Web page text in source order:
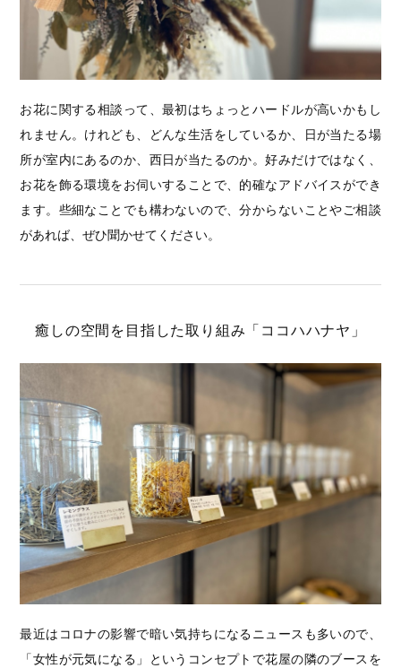
お花に関する相談って、最初はちょっとハードルが高いかもし
れません。けれども、どんな生活をしているか、日が当たる場
所が室内にあるのか、西日が当たるのか。好みだけではなく、
お花を飾る環境をお伺いすることで、的確なアドバイスができ
ます。些細なことでも構わないので、分からないことやご相談
があれば、ぜひ聞かせてください。
癒しの空間を目指した取り組み「ココハハナヤ」
最近はコロナの影響で暗い気持ちになるニュースも多いので、
「女性が元気になる」というコンセプトで花屋の隣のブースを